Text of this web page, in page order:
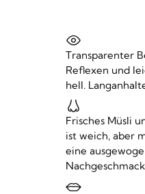
Transparenter
Reflexen und
hell.
Frisches Müsli
ist weich, aber
eine